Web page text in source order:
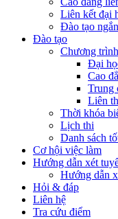
Liên kết đại
Đào tạo
Đào tạo
Chương
Đại
Cao
Trung
Liên
Thời khóa
Lịch thi
Danh sách
Cơ hội việc làm
Hướng dẫn xét
Hướng dẫn
Hỏi & đáp
Liên hệ
Tra cứu điểm